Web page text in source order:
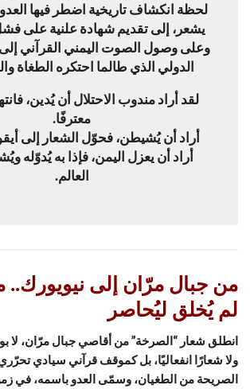
لحظة انكشاف تاريخية اضطر فيها
يشعر، إلى تقديم شهادة علنية على
وعلى وصول الصوت اليمني القرآني
الدولي الذي طالما احتكره الطغاة
لقد أراد مندوب الاحتلال أن يُدين،
معترفًا.
أراد أن يُشيطن، فحوّل الشعار إلى
أراد أن يعزل اليمن، فإذا به يُدوّله
العالم.
من جبال مرّان إلى نيويورك..
لم يُخلق ليُحاصر
انطلق شعار “الصرخة” من أقاصي جبال مرّان، لا
ولا شعارًا انفعاليًا، بل كموقف قرآني سيادي
الصريحة من الطغيان، وسمّى العدو باسمه، في زمن